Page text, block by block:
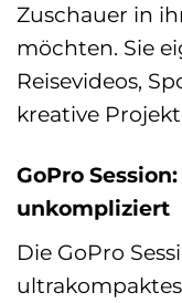
Zuschauer in
möchten. Sie
Reisevideos,
kreative
GoPro
unkompliziert
Die GoPro